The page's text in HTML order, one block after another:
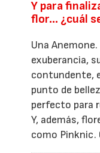
Y para
flor… ¿cuál
Una
exuberancia,
contundente,
punto de
perfecto para
Y, además,
como Pinknic.